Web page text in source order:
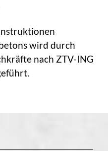
wird durch
nach ZTV-ING